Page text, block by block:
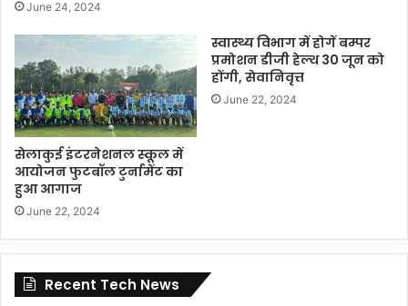
June 24, 2024
सेलाकुई इंटरनेशनल स्कूल में
आयोजन फुटबॉल टुर्नामेंट का
हुआ आगाज
June 22, 2024
स्वास्थ्य विभाग में होगें बम्पर
प्रमोशन डीजी हेल्थ 30 जून को
होंगी, सेवानिवृत्त
June 22, 2024
Recent Tech News